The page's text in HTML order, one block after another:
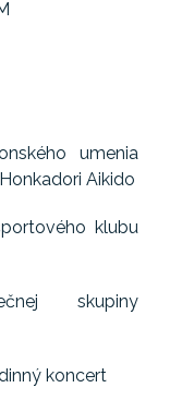
umenia
Aikido
klubu
skupiny
koncert